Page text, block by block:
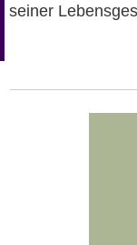
seiner